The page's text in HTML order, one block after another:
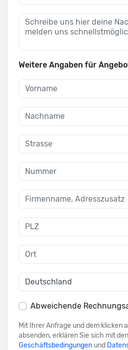
Weitere Angaben für
Abweichende
Mit Ihrer Anfrage und dem klicken
absenden, erklären Sie sich mit den
Geschäftsbedingungen und